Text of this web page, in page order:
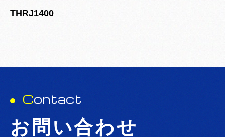
THRJ1400
Contact
お問い合わせ